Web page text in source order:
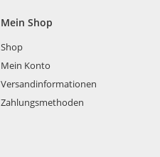
Mein Shop
Shop
Mein Konto
Versandinformationen
Zahlungsmethoden